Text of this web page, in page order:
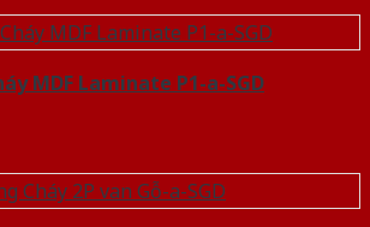
MDF Laminate P1-a-SGD